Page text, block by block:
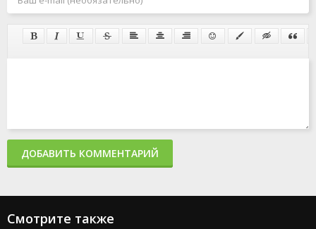
ДОБАВИТЬ КОММЕНТАРИЙ
Смотрите также